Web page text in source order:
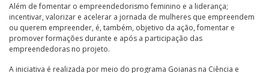
Além de fomentar o empreendedorismo feminino e a liderança;
incentivar, valorizar e acelerar a jornada de mulheres que empreendem
ou querem empreender, é, também, objetivo da ação, fomentar e
promover formações durante e após a participação das
empreendedoras no projeto.
A iniciativa é realizada por meio do programa Goianas na Ciência e